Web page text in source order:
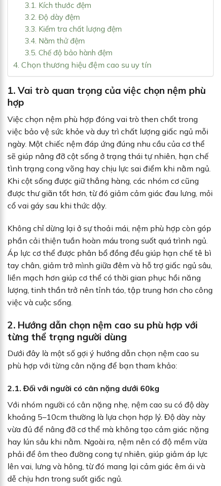
3.1. Kích thước đệm
3.2. Độ dày đệm
3.3. Kiểm tra chất lượng đệm
3.4. Nằm thử đệm
3.5. Chế độ bảo hành đệm
4. Chọn thương hiệu đệm cao su uy tín
1. Vai trò quan trọng của việc chọn nệm phù
hợp
Việc chọn nệm phù hợp đóng vai trò then chốt trong
việc bảo vệ sức khỏe và duy trì chất lượng giấc ngủ mỗi
ngày. Một chiếc nệm đáp ứng đúng nhu cầu của cơ thể
sẽ giúp nâng đỡ cột sống ở trạng thái tự nhiên, hạn chế
tình trạng cong võng hay chịu lực sai điểm khi nằm ngủ.
Khi cột sống được giữ thẳng hàng, các nhóm cơ cũng
được thư giãn tốt hơn, từ đó giảm cảm giác đau lưng, mỏi
cổ vai gáy sau khi thức dậy.
Không chỉ dừng lại ở sự thoải mái, nệm phù hợp còn góp
phần cải thiện tuần hoàn máu trong suốt quá trình ngủ.
Áp lực cơ thể được phân bổ đồng đều giúp hạn chế tê bì
tay chân, giảm trở mình giữa đêm và hỗ trợ giấc ngủ sâu,
liền mạch hơn giúp cơ thể có thời gian phục hồi năng
lượng, tinh thần trở nên tỉnh táo, tập trung hơn cho công
việc và cuộc sống.
2. Hướng dẫn chọn nệm cao su phù hợp với
từng thể trạng người dùng
Dưới đây là một số gợi ý hướng dẫn chọn nệm cao su
phù hợp với từng cân nặng để bạn tham khảo:
2.1. Đối với người có cân nặng dưới 60kg
Với nhóm người có cân nặng nhẹ, nệm cao su có độ dày
khoảng 5–10cm thường là lựa chọn hợp lý. Độ dày này
vừa đủ để nâng đỡ cơ thể mà không tạo cảm giác nặng
hay lún sâu khi nằm. Ngoài ra, nệm nên có độ mềm vừa
phải để ôm theo đường cong tự nhiên, giúp giảm áp lực
lên vai, lưng và hông, từ đó mang lại cảm giác êm ái và
dễ chịu hơn trong suốt giấc ngủ.